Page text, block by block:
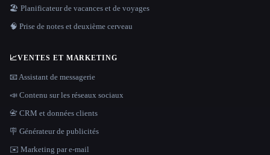
🏖 Planificateur de vacances et de voyages
🧠 Prise de notes et deuxième cerveau
📈VENTES ET MARKETING
📧 Assistant de messagerie
📣 Contenu sur les réseaux sociaux
📇 CRM et données clients
🪧 Générateur de publicités
✉️ Marketing par e-mail